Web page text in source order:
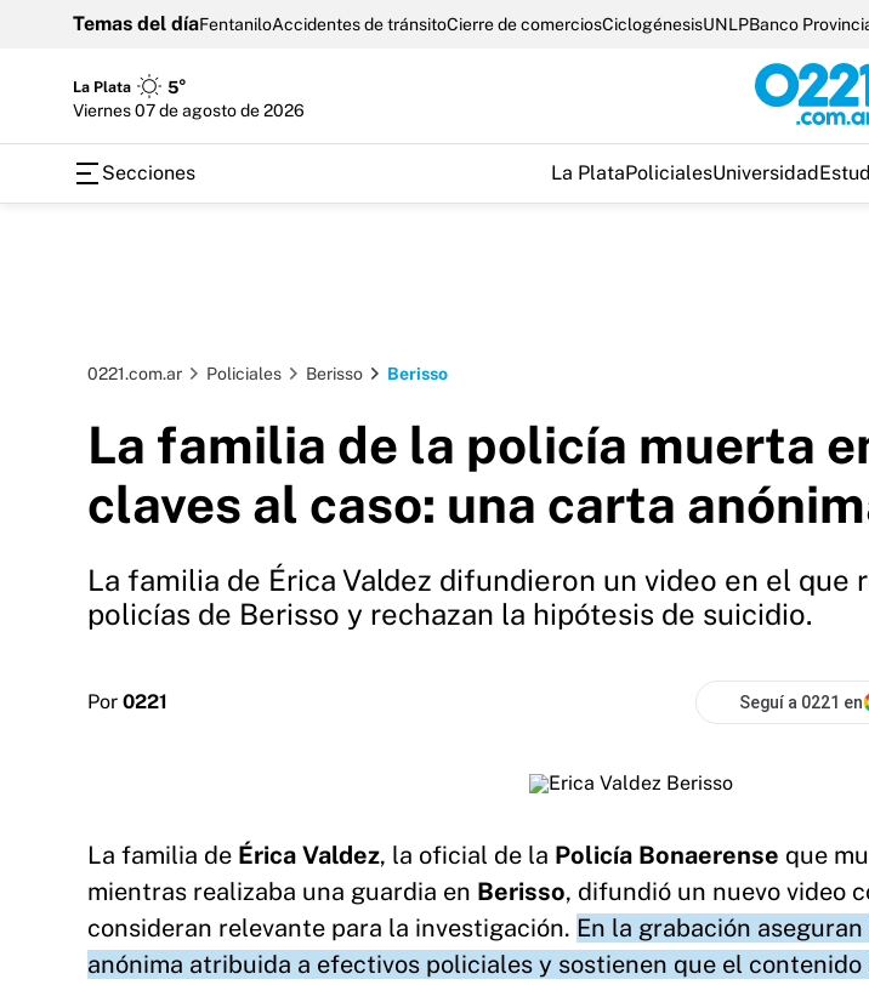
Temas del díaFentaniloAccidentes de tránsitoCierre de comerciosCiclogénesisUNLPBanco
La Plata
5°
viernes 07 de agosto de 2026
Secciones La PlataPolicialesUniversidad
0221.com.ar Policiales Berisso Berisso
La familia de la policía muerta
claves al caso: una carta
La familia de Érica Valdez difundieron un video en el
policías de Berisso y rechazan la hipótesis de suicidio.
Por 0221 Seguí a 0221 en
La familia de Érica Valdez, la oficial de la Policía Bonaerense que
mientras realizaba una guardia en Berisso, difundió un nuevo video
consideran relevante para la investigación. En la grabación
anónima atribuida a efectivos policiales y sostienen que el contenido